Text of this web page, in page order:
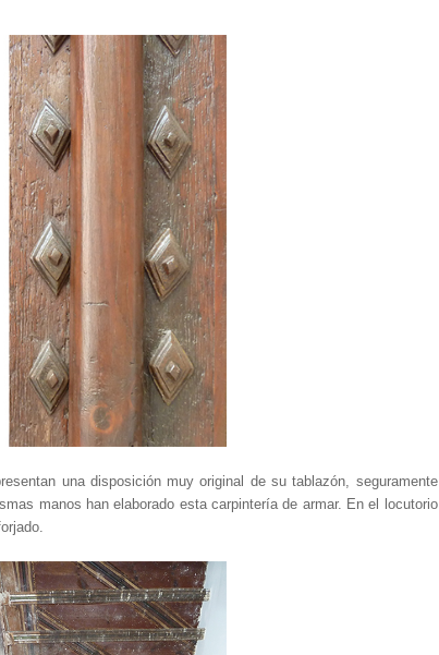
una disposición muy original de su tablazón, seguramente
manos han elaborado esta carpintería de armar. En el locutorio